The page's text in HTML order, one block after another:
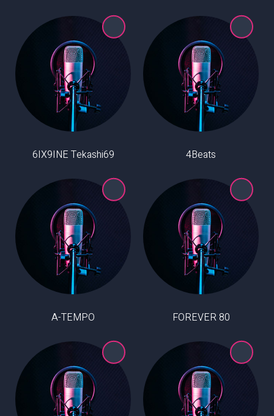
4Beats
6IX9INE Tekashi69
80 FOREVER
A-TEMPO